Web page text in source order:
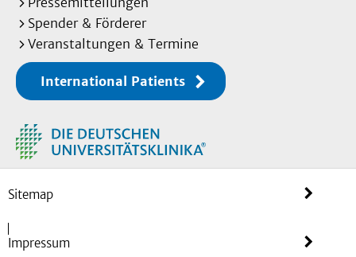
Spender & Förderer
Veranstaltungen & Termine
International Patients
Sitemap
Impressum